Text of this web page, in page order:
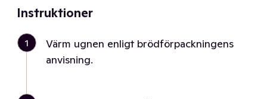
Instruktioner
1
Värm ugnen enligt brödförpackningens
anvisning.